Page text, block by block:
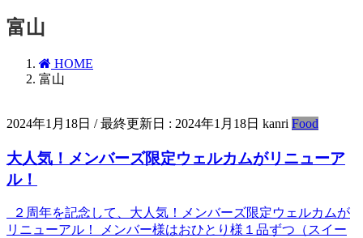
富山
HOME
富山
2024年1月18日 / 最終更新日 : 2024年1月18日 kanri Food
大人気！メンバーズ限定ウェルカムがリニューア
ル！
２周年を記念して、大人気！メンバーズ限定ウェルカムが
リニューアル！ メンバー様はおひとり様１品ずつ（スイー